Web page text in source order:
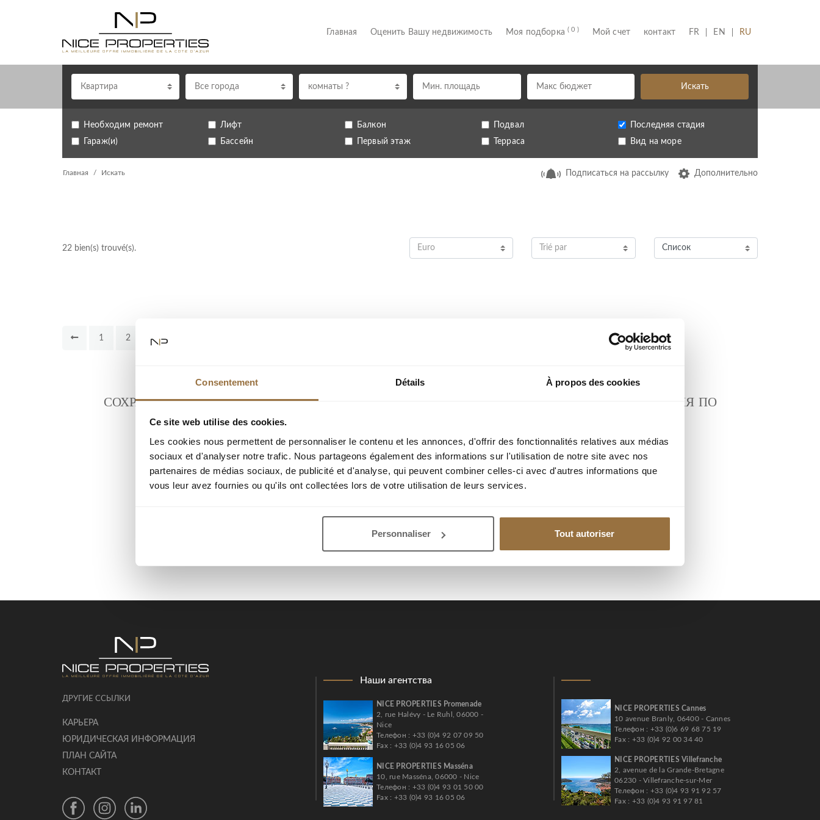
Consentement Détails À propos des cookies
Ce site web utilise des cookies.
Les cookies nous permettent de personnaliser le contenu et les annonces, d'offrir des fonctionnalités relatives aux médias
sociaux et d'analyser notre trafic. Nous partageons également des informations sur l'utilisation de notre site avec nos
partenaires de médias sociaux, de publicité et d'analyse, qui peuvent combiner celles-ci avec d'autres informations que
vous leur avez fournies ou qu'ils ont collectées lors de votre utilisation de leurs services.
Personnaliser Tout autoriser
Главная (current)
Оценить Вашу недвижимость Моя подборка( 0 ) Мой счет контакт FR (CURRENT)
EN RU
Квартира Все города комнаты ? Искать
Необходим ремонт Лифт Балкон Подвал
Последняя стадия
Гараж(и)
Бассейн Первый этаж Терраса Вид на море
Подписаться на рассылку Дополнительно
Главная Искать
22 bien(s) trouvé(s). Euro Trié par Список
1 2
СОХРАНИТЕ КРИТЕРИИ ПОИСКА, ЧТОБЫ ПОЛУЧАТЬ ПЕРСОНАЛИЗИРОВАННЫЕ ОПОВЕЩЕНИЯ ПО
ДРУГИЕ ССЫЛКИ
КАРЬЕРА
ЮРИДИЧЕСКАЯ ИНФОРМАЦИЯ
ПЛАН САЙТА
КОНТАКТ
Наши агентства
NICE PROPERTIES Promenade
2, rue Halévy - Le Ruhl, 06000 -
Nice
Телефон : +33 (0)4 92 07 09 50
Fax : +33 (0)4 93 16 05 06
NICE PROPERTIES Masséna
10, rue Masséna, 06000 - Nice
Телефон : +33 (0)4 93 01 50 00
Fax : +33 (0)4 93 16 05 06
NICE PROPERTIES Cannes
10 avenue Branly, 06400 - Cannes
Телефон : +33 (0)6 69 68 75 19
Fax : +33 (0)4 92 00 34 40
NICE PROPERTIES Villefranche
2, avenue de la Grande-Bretagne
06230 - Villefranche-sur-Mer
Телефон : +33 (0)4 93 91 92 57
Fax : +33 (0)4 93 91 97 81